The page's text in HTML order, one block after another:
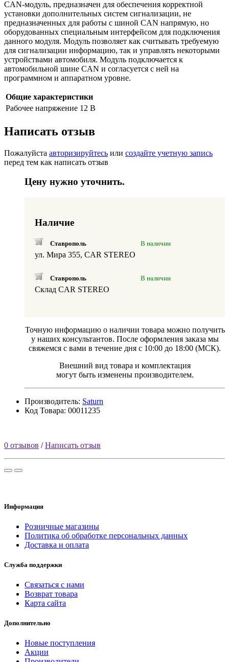
CAN-модуль, предназначен для обеспечения корректной
установки дополнительных систем сигнализации, не
предназначенных для работы с шиной CAN напрямую, но
оборудованных специальным интерфейсом для подключения
данного модуля. Модуль позволяет как считывать требуемую
для сигнализации информацию, так и управлять некоторыми
устройствами автомобиля. Модуль подключается к
автомобильной шине CAN и согласуется с ней на
программном и аппаратном уровне.
Общие характеристики
Рабочее напряжение 12 В
Написать отзыв
Пожалуйста авторизируйтесь или создайте учетную запись
перед тем как написать отзыв
Цену нужно уточнить.
Наличие
Ставрополь В наличии
ул. Мира 355, CAR STEREO
Ставрополь В наличии
Склад CAR STEREO
Точную информацию о наличии товара можно получить
у наших консультантов. После оформления заказа мы
свяжемся с вами в течение дня с 10:00 до 18:00 (МСК).
Внешний вид товара и комплектация
могут быть изменены производителем.
Производитель: Saturn
Код Товара: 00011235
0 отзывов /Написать отзыв
Информация
Розничные магазины
Политика об обработке персональных данных
Доставка и оплата
Служба поддержки
Связаться с нами
Возврат товара
Карта сайта
Дополнительно
Новые поступления
Акции